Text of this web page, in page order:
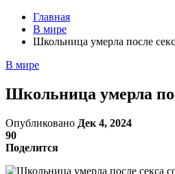
Главная
В мире
Школьница умерла после
В мире
Школьница умерла
Опубликовано Дек 4, 2024
90
Поделится